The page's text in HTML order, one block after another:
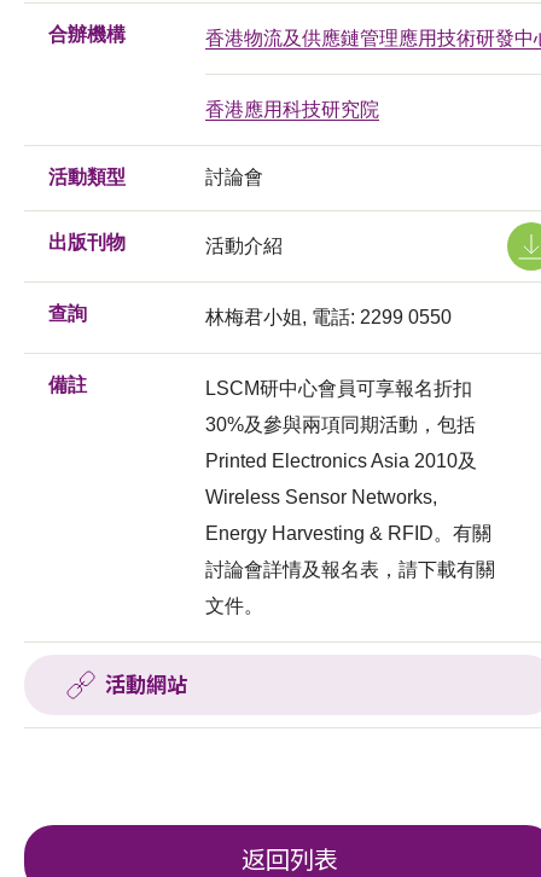
合辦機構 香港物流及供應鏈管理應用技術研發中
香港應用科技研究院
活動類型 討論會
出版刊物 活動介紹
查詢 林梅君小姐, 電話: 2299 0550
備註
LSCM研中心會員可享報名折扣
30%及參與兩項同期活動，包括
Printed Electronics Asia 2010及
Wireless Sensor Networks,
Energy Harvesting & RFID。有關
討論會詳情及報名表，請下載有關
文件。
活動網站
返回列表